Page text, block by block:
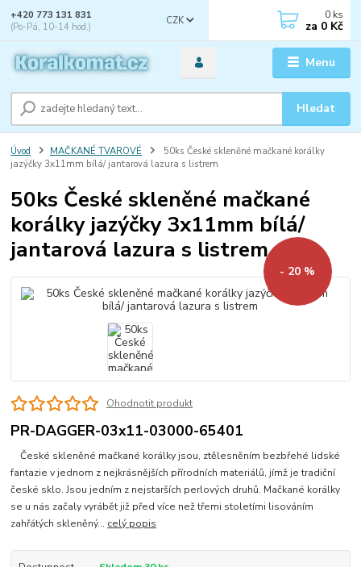
Menu
CZK
Hledat
+420 773 131 831
(Po-Pá, 10-14 hod.)
0 ks
za 0 Kč
Úvod MAČKANÉ TVAROVÉ
50ks České skleněné mačkané korálky
jazýčky 3x11mm bílá/ jantarová lazura s listrem
50ks České skleněné mačkané
korálky jazýčky 3x11mm bílá/
jantarová lazura s listrem
- 20 %
Ohodnotit produkt
PR-DAGGER-03x11-03000-65401
České skleněné mačkané korálky jsou, ztělesněním bezbřehé lidské
fantazie v jednom z nejkrásnějších přírodních materiálů, jímž je tradiční
české sklo. Jsou jedním z nejstarších perlových druhů. Mačkané korálky
se u nás začaly vyrábět již před více než třemi stoletími lisováním
zahřátých skleněný... celý popis